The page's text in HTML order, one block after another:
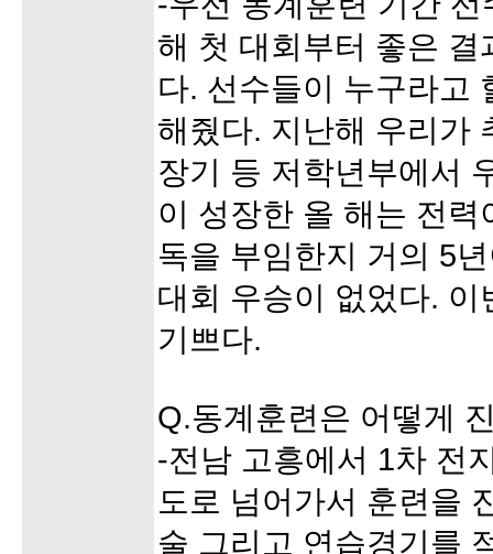
해 첫 대회부터 좋은
다. 선수들이 누구라고
해줬다. 지난해 우리가
장기 등 저학년부에서
이 성장한 올 해는 전
독을 부임한지 거의 5
대회 우승이 없었다.
기쁘다.
Q.동계훈련은 어떻게
-전남 고흥에서 1차 전
도로 넘어가서 훈련을
술 그리고 연습경기를